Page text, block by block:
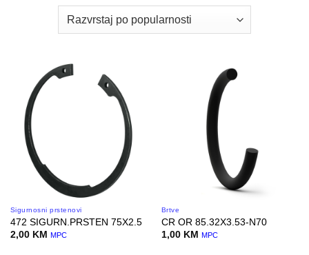
Sigurnosni prstenovi
472 SIGURN.PRSTEN 75X2.5
2,00 KM MPC
Brtve
CR OR 85.32X3.53-N70
1,00 KM MPC